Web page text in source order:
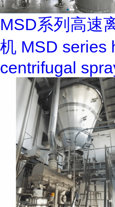
MSD系列高速
机 MSD series
centrifugal